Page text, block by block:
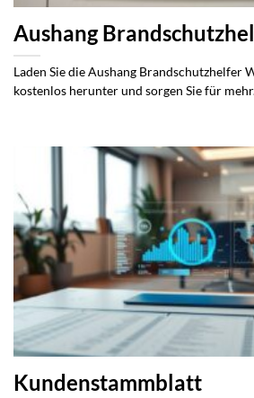
Aushang
Laden Sie die Aushang Brandschutzhelfer
kostenlos herunter und sorgen Sie für
Kundenstammblatt